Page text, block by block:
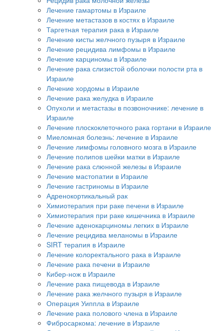
Лечение гамартомы в Израиле
Лечение метастазов в костях в Израиле
Таргетная терапия рака в Израиле
Лечение кисты желчного пузыря в Израиле
Лечение рецидива лимфомы в Израиле
Лечение карциномы в Израиле
Лечение рака слизистой оболочки полости рта в
Израиле
Лечение хордомы в Израиле
Лечение рака желудка в Израиле
Опухоли и метастазы в позвоночнике: лечение в
Израиле
Лечение плоскоклеточного рака гортани в Израиле
Миеломная болезнь: лечение в Израиле
Лечение лимфомы головного мозга в Израиле
Лечение полипов шейки матки в Израиле
Лечение рака слюнной железы в Израиле
Лечение мастопатии в Израиле
Лечение гастриномы в Израиле
Адренокортикальный рак
Химиотерапия при раке печени в Израиле
Химиотерапия при раке кишечника в Израиле
Лечение аденокарциномы легких в Израиле
Лечение рецидива меланомы в Израиле
SIRT терапия в Израиле
Лечение колоректального рака в Израиле
Лечение рака печени в Израиле
Кибер-нож в Израиле
Лечение рака пищевода в Израиле
Лечение рака желчного пузыря в Израиле
Операция Уиппла в Израиле
Лечение рака полового члена в Израиле
Фибросаркома: лечение в Израиле